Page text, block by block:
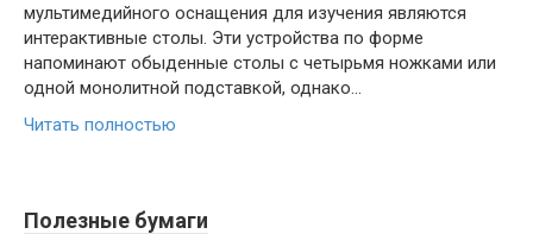
мультимедийного оснащения для изучения являются
интерактивные столы. Эти устройства по форме
напоминают обыденные столы с четырьмя ножками или
одной монолитной подставкой, однако…
Читать полностью
Полезные бумаги